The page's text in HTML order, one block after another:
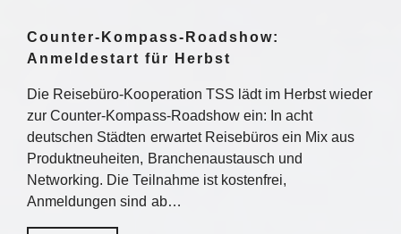
Counter-Kompass-Roadshow:
Anmeldestart für Herbst
Die Reisebüro-Kooperation TSS lädt im Herbst wieder
zur Counter-Kompass-Roadshow ein: In acht
deutschen Städten erwartet Reisebüros ein Mix aus
Produktneuheiten, Branchenaustausch und
Networking. Die Teilnahme ist kostenfrei,
Anmeldungen sind ab…